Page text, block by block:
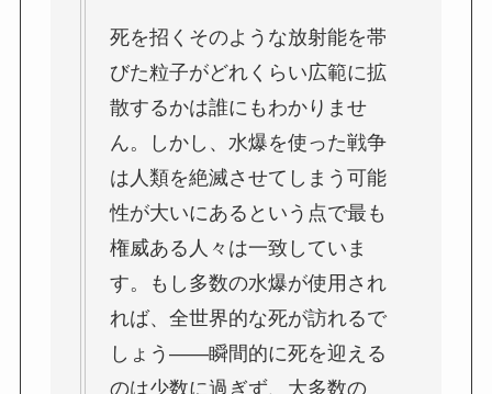
死を招くそのような放射能を帯
びた粒子がどれくらい広範に拡
散するかは誰にもわかりませ
ん。しかし、水爆を使った戦争
は人類を絶滅させてしまう可能
性が大いにあるという点で最も
権威ある人々は一致していま
す。もし多数の水爆が使用され
れば、全世界的な死が訪れるで
しょう――瞬間的に死を迎える
のは少数に過ぎず、大多数の